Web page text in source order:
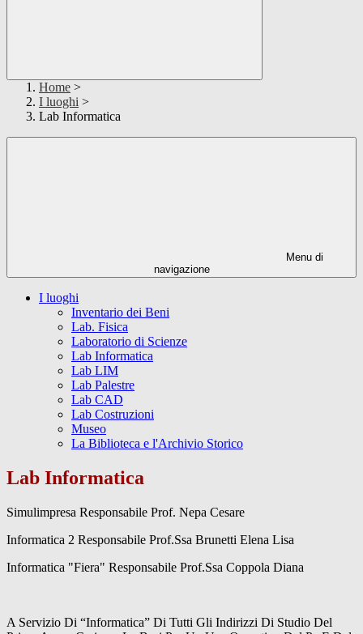
Home >
I luoghi >
Lab Informatica
Menu di
navigazione
I luoghi
Inventario dei Beni
Lab. Fisica
Laboratorio di Scienze
Lab Informatica
Lab LIM
Lab Palestre
Lab CAD
Lab Costruzioni
Museo
La Biblioteca e l'Archivio Storico
Lab Informatica
Simulimpresa Responsabile Prof. Nepa Cesare
Informatica 2 Responsabile Prof.Ssa Brunetti Elena Lisa
Informatica "Fiera" Responsabile Prof.Ssa Coppola Diana
A Servizio Di “Informatica” Di Tutti Gli Indirizzi Di Studio Del